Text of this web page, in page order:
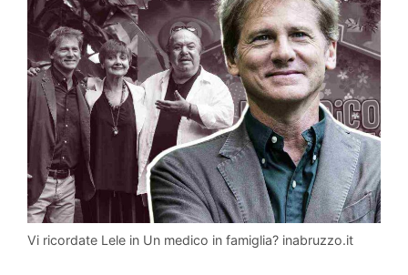
Vi ricordate Lele in Un medico in famiglia? inabruzzo.it